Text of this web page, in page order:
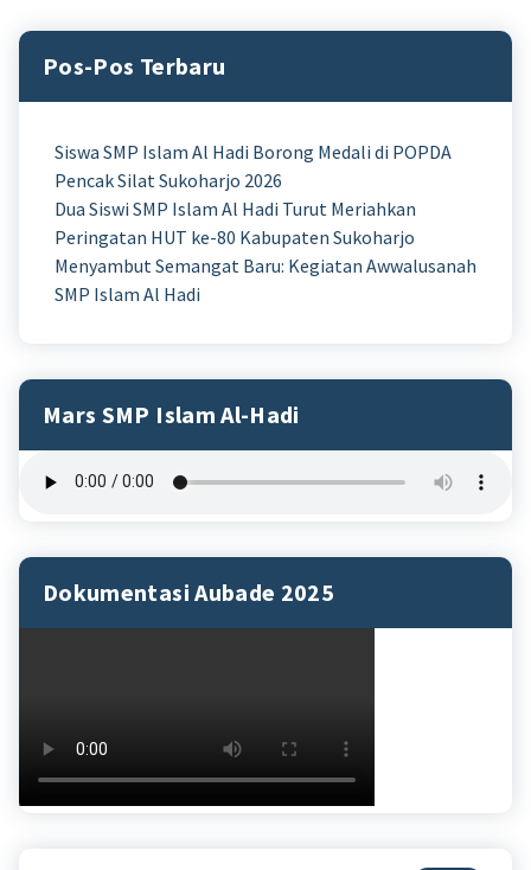
Pos-Pos Terbaru
Siswa SMP Islam Al Hadi Borong Medali di POPDA
Pencak Silat Sukoharjo 2026
Dua Siswi SMP Islam Al Hadi Turut Meriahkan
Peringatan HUT ke-80 Kabupaten Sukoharjo
Menyambut Semangat Baru: Kegiatan Awwalusanah
SMP Islam Al Hadi
Mars SMP Islam Al-Hadi
Dokumentasi Aubade 2025